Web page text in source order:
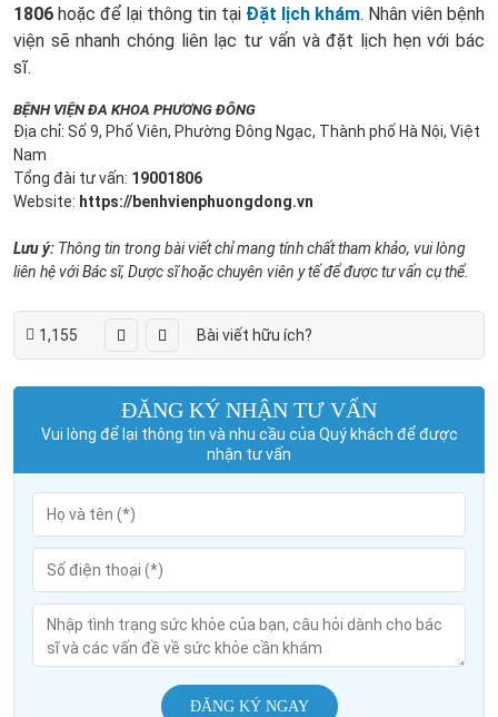
1806 hoặc để lại thông tin tại Đặt lịch khám. Nhân viên bệnh
viện sẽ nhanh chóng liên lạc tư vấn và đặt lịch hẹn với bác
sĩ.
BỆNH VIỆN ĐA KHOA PHƯƠNG ĐÔNG
Địa chỉ: Số 9, Phố Viên, Phường Đông Ngạc, Thành phố Hà Nội, Việt
Nam
Tổng đài tư vấn: 19001806
Website: https://benhvienphuongdong.vn
Lưu ý: Thông tin trong bài viết chỉ mang tính chất tham khảo, vui lòng
liên hệ với Bác sĩ, Dược sĩ hoặc chuyên viên y tế để được tư vấn cụ thể.
1,155 Bài viết hữu ích?
ĐĂNG KÝ NHẬN TƯ VẤN
Vui lòng để lại thông tin và nhu cầu của Quý khách để được
nhận tư vấn
ĐĂNG KÝ NGAY